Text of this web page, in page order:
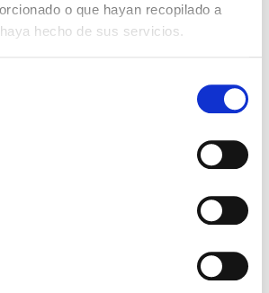
o que hayan recopilado a
hecho de sus servicios.
realizaremos una
analizaremos tu
corporal y tus capacidades
para diseñar el programa
ideal para ti.